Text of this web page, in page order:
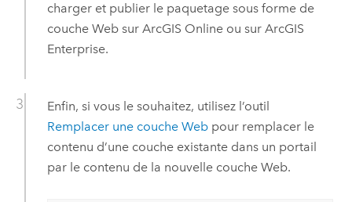
charger et publier le paquetage sous forme de
couche Web sur ArcGIS Onlineou sur ArcGIS
Enterprise.
Enfin, si vous le souhaitez, utilisez l’outil
Remplacer une couche Webpour remplacer le
contenu d’une couche existante dans un portail
par le contenu de la nouvelle couche Web.